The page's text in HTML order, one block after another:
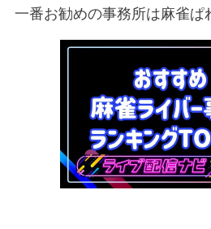
一番お勧めの事務所は麻雀ぱ